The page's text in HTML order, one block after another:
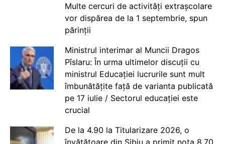
Multe cercuri de activități extrașcolare
vor dispărea de la 1 septembrie, spun
părinții
Ministrul interimar al Muncii Dragos
Pîslaru: În urma ultimelor discuții cu
ministrul Educației lucrurile sunt mult
îmbunătățite față de varianta publicată
pe 17 iulie / Sectorul educației este
crucial
De la 4.90 la Titularizare 2026, o
învățătoare din Sibiu a primit nota 8.70